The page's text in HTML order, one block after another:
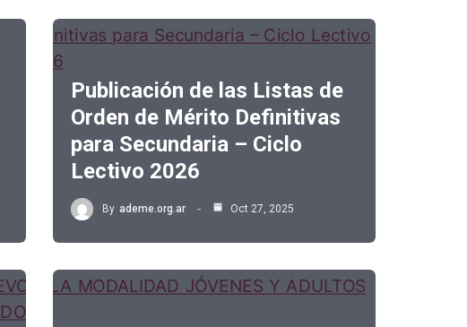
Publicación de las Listas de
Orden de Mérito Definitivas
para Secundaria – Ciclo
Lectivo 2026
By ademe.org.ar Oct 27, 2025